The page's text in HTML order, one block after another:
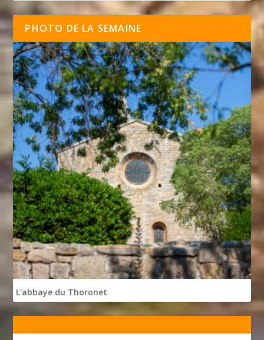
PHOTO DE LA SEMAINE
L'abbaye du Thoronet